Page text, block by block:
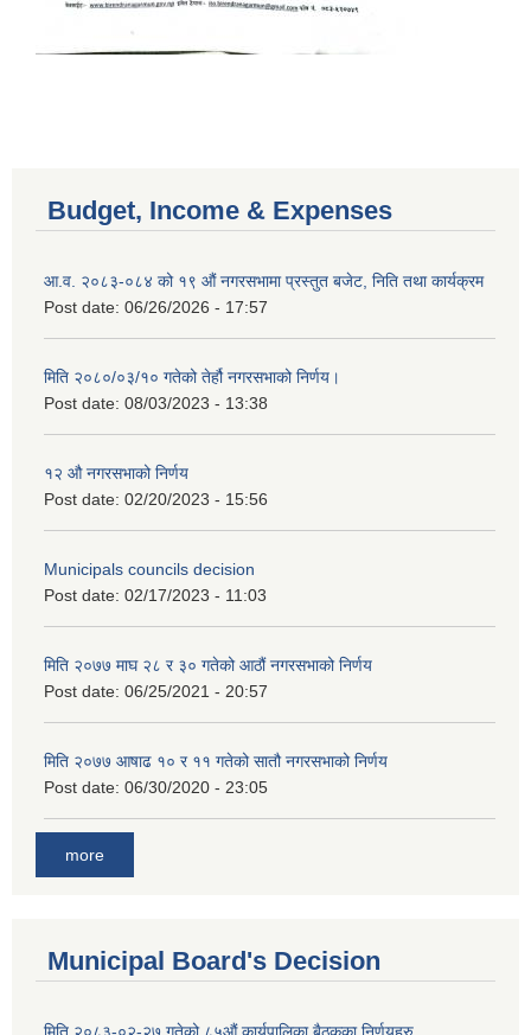
Budget, Income & Expenses
आ.व. २०८३-०८४ को १९ औं नगरसभामा प्रस्तुत बजेट, निति तथा कार्यक्रम
Post date: 06/26/2026 - 17:57
मिति २०८०/०३/१० गतेको तेर्हौ नगरसभाको निर्णय।
Post date: 08/03/2023 - 13:38
१२ औ नगरसभाको निर्णय
Post date: 02/20/2023 - 15:56
Municipals councils decision
Post date: 02/17/2023 - 11:03
मिति २०७७ माघ २८ र ३० गतेको आठौं नगरसभाको निर्णय
Post date: 06/25/2021 - 20:57
मिति २०७७ आषाढ १० र ११ गतेको सातौ नगरसभाको निर्णय
Post date: 06/30/2020 - 23:05
more
Municipal Board's Decision
मिति २०८३-०२-२७ गतेको ८५औं कार्यपालिका बैठकका निर्णयहरु